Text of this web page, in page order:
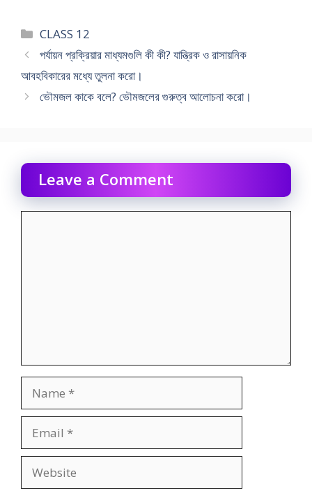
Categories
CLASS 12
পর্যায়ন প্রক্রিয়ার মাধ্যমগুলি কী কী? যান্ত্রিক ও রাসায়নিক
আবহবিকারের মধ্যে তুলনা করাে।
ভৌমজল কাকে বলে? ভৌমজলের গুরুত্ব আলােচনা করাে।
Leave a Comment